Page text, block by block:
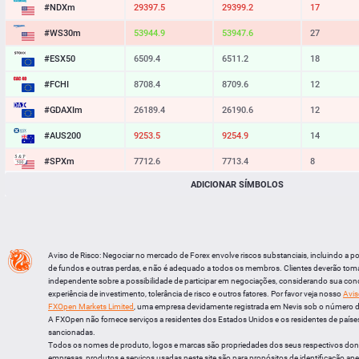
#NDXm 29397.5 29399.2 17
#WS30m 53944.9 53947.6 27
#ESX50 6509.4 6511.2 18
#FCHI 8708.4 8709.6 12
#GDAXIm 26189.4 26190.6 12
#AUS200 9253.5 9254.9 14
#SPXm 7712.6 7713.4 8
10864.9
LTCUSD 45.567 45.663 96
XRPUSD 1.03945 1.04105 160
ETHUSD 1909.394 1910.006 612
ADICIONAR SÍMBOLOS
Aviso de Risco: Negociar no mercado de Forex envolve riscos substanciais, incluindo a
de fundos e outras perdas, e não é adequado a todos os membros. Clientes deverão
independente sobre a possibilidade de participar em negociações, considerando sua
experiência de investimento, tolerância de risco e outros fatores. Por favor veja nosso
FXOpen Markets Limited , uma empresa devidamente registrada em Nevis sob o número
A FXOpen não fornece serviços a residentes dos Estados Unidos e os residentes de
sancionadas.
Todos os nomes de produto, logos e marcas são propriedades dos seus respectivos